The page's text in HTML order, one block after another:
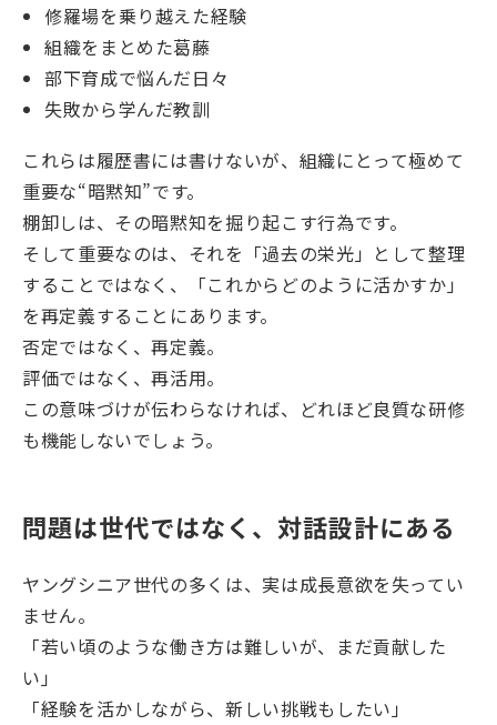
修羅場を乗り越えた経験
組織をまとめた葛藤
部下育成で悩んだ日々
失敗から学んだ教訓
これらは履歴書には書けないが、組織にとって極めて
重要な“暗黙知”です。
棚卸しは、その暗黙知を掘り起こす行為です。
そして重要なのは、それを「過去の栄光」として整理
することではなく、「これからどのように活かすか」
を再定義することにあります。
否定ではなく、再定義。
評価ではなく、再活用。
この意味づけが伝わらなければ、どれほど良質な研修
も機能しないでしょう。
問題は世代ではなく、対話設計にある
ヤングシニア世代の多くは、実は成長意欲を失ってい
ません。
「若い頃のような働き方は難しいが、まだ貢献した
い」
「経験を活かしながら、新しい挑戦もしたい」